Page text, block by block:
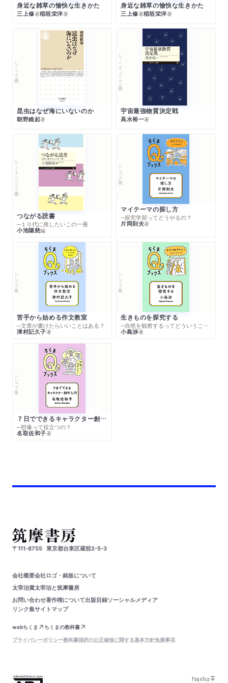
身近な雑草の愉快な生きかた
三上修著稲垣栄洋著
身近な雑草の愉快な生きかた
三上修著稲垣栄洋著
ちくま新書
昆虫はなぜ海にいないのか
朝野維起著
ちくまプリマー新書
宇宙最強物質決定戦
高水裕一著
ちくまプリマー新書
つながる読書
─１０代に推したいこの一冊
小池陽慈編
シリーズ・全集
マイテーマの探し方
─探究学習ってどうやるの？
片岡則夫著
シリーズ・全集
苦手から始める作文教室
─文章が書けたらいいことはある？
津村記久子著
シリーズ・全集
生きものを探究する
─自然を観察するってどういうこと？
小島渉著
シリーズ・全集
７日でできるキャラクター創作入門
─想像って役立つの？
名取佐和子著
〒111-8755 東京都台東区蔵前2-5-3
会社概要会社ロゴ・銘板について
太宰治賞太宰治と筑摩書房
お問い合わせ著作権について出版目録ソーシャルメディア
リンク集サイトマップ
webちくま
ちくまの教科書
プライバシーポリシー教科書採択の公正確保に関する基本方針免責事項
PageTop